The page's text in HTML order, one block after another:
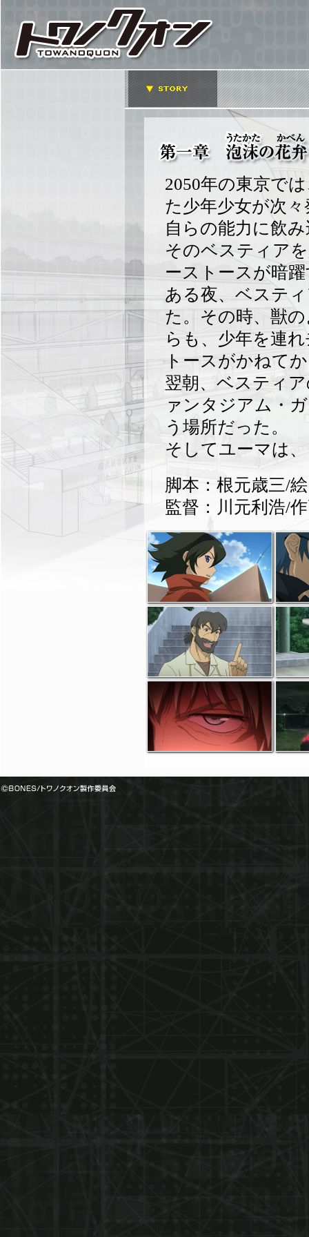
2050年の東京で
た少年少女が次
自らの能力に飲
そのベスティア
ーストースが暗
ある夜、ベステ
た。その時、獣
らも、少年を連
トースがかねて
翌朝、ベスティ
ァンタジアム・
う場所だった。
そしてユーマは
脚本：根元歳三/
監督：川元利浩/